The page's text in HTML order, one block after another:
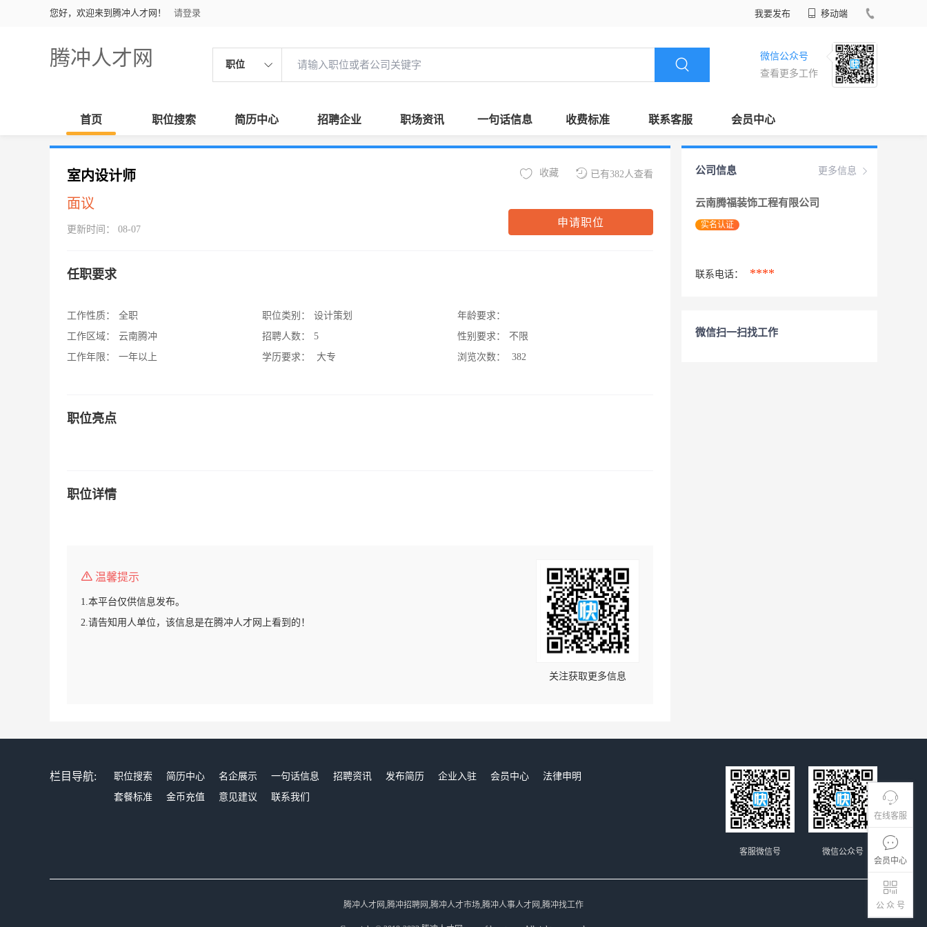
您好，欢迎来到腾冲人才网！ 请登录 我要发布 移动端
腾冲人才网 职位
微信公众号
查看更多工作
首页 职位搜索 简历中心 招聘企业 职场资讯 一句话信息 收费标准 联系客服 会员中心
在线客服
会员中心
公 众 号
室内设计师
面议
更新时间： 08-07
已有382人查看
收藏
申请职位
任职要求
工作性质：
全职
工作区域：
云南腾冲
工作年限：
一年以上
职位类别：
设计策划
招聘人数：
5
学历要求：
大专
年龄要求：
性别要求：
不限
浏览次数：
382
职位亮点
职位详情
温馨提示
1.本平台仅供信息发布。
2.请告知用人单位，该信息是在腾冲人才网上看到的！
关注获取更多信息
更多信息
公司信息
云南腾福装饰工程有限公司
实名认证
联系电话： ****
微信扫一扫找工作
栏目导航: 职位搜索 简历中心 名企展示 一句话信息 招聘资讯 发布简历 企业入驻 会员中心
法律申明
套餐标准
金币充值 意见建议 联系我们
微信公众号
客服微信号
腾冲人才网,腾冲招聘网,腾冲人才市场,腾冲人事人才网,腾冲找工作